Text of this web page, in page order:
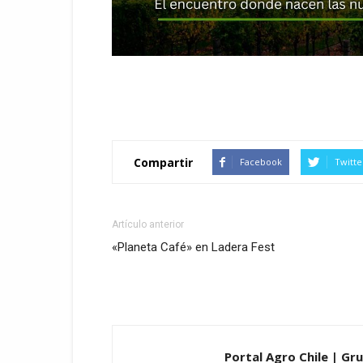
Compartir Facebook
Artículo anterior
«Planeta Café» en Ladera Fest
Portal Agro Chile |